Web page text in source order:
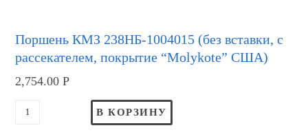
Поршень КМЗ 238НБ-1004015 (без вставки, с
рассекателем, покрытие “Molykote” США)
2,754.00Р
В КОРЗИНУ